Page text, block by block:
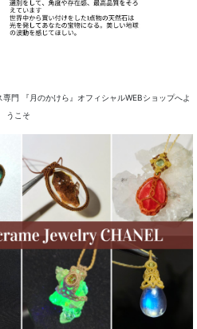
門 『月のかけら』オフィシャルWEBショップへよ
うこそ